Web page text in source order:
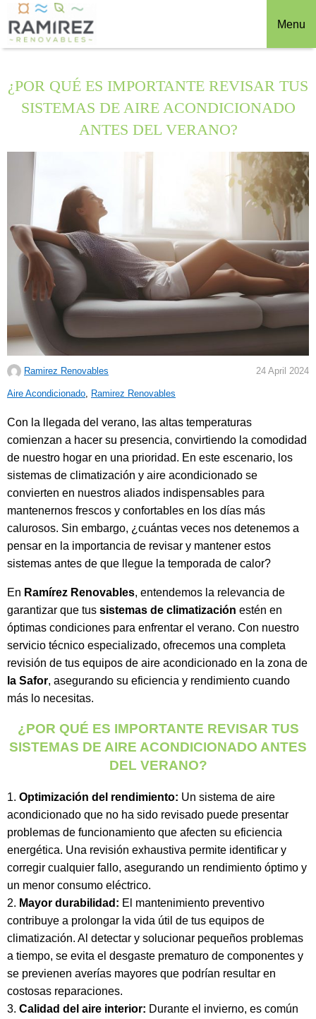
Menu
¿POR QUÉ ES IMPORTANTE REVISAR TUS
SISTEMAS DE AIRE ACONDICIONADO
ANTES DEL VERANO?
Ramirez Renovables 24 April 2024
C
t
e
g
o
r
i
e
s
:
Aire Acondicionado Ramirez Renovables
Con la llegada del verano, las altas temperaturas
comienzan a hacer su presencia, convirtiendo la comodidad
de nuestro hogar en una prioridad. En este escenario, los
sistemas de climatización y aire acondicionado se
convierten en nuestros aliados indispensables para
mantenernos frescos y confortables en los días más
calurosos. Sin embargo, ¿cuántas veces nos detenemos a
pensar en la importancia de revisar y mantener estos
sistemas antes de que llegue la temporada de calor?
En Ramírez Renovables, entendemos la relevancia de
garantizar que tus sistemas de climatización estén en
óptimas condiciones para enfrentar el verano. Con nuestro
servicio técnico especializado, ofrecemos una completa
revisión de tus equipos de aire acondicionado en la zona de
la Safor, asegurando su eficiencia y rendimiento cuando
más lo necesitas.
¿POR QUÉ ES IMPORTANTE REVISAR TUS
SISTEMAS DE AIRE ACONDICIONADO ANTES
DEL VERANO?
Optimización del rendimiento: Un sistema de aire
acondicionado que no ha sido revisado puede presentar
problemas de funcionamiento que afecten su eficiencia
energética. Una revisión exhaustiva permite identificar y
corregir cualquier fallo, asegurando un rendimiento óptimo y
un menor consumo eléctrico.
Mayor durabilidad: El mantenimiento preventivo
contribuye a prolongar la vida útil de tus equipos de
climatización. Al detectar y solucionar pequeños problemas
a tiempo, se evita el desgaste prematuro de componentes y
se previenen averías mayores que podrían resultar en
costosas reparaciones.
Calidad del aire interior: Durante el invierno, es común